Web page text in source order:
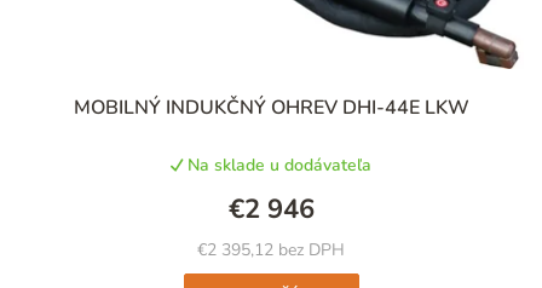
MOBILNÝ INDUKČNÝ OHREV DHI-44E LKW
Na sklade u dodávateľa
€2 395,12 bez DPH
€2 946